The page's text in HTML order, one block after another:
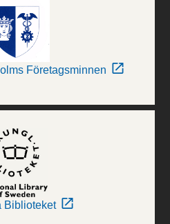
Företagsminnen
Biblioteket